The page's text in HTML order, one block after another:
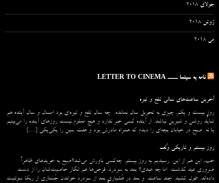
جولای 2018
ژوئن 2018
می 2018
نامه به سینما ـــــ LETTER TO CINEMA
آخرین ساعت‌های سالی تلخ و تیره
روزِ بیست و یکم. چیزی به تحویل سال نمانده. چه سال تلخ و تیره‌ای بود امسال و سال آینده هم
شاید روشن و شیرین نباشد. از آینده کسی خبر ندارد و هیچ معلوم نیست روزهای آینده را می‌بینیم
یا نه. صبح در خیابان بچه‌ای را دیدم که همراه مادرش بود و هفت سین را یکی‌یکی […]
روز بیستم و تاریکی وُلف
خب، این هم از این. رسیدیم به روز بیستم. چه‌کسی باورش می‌شد؟صبح به خریدهای ظاهراً
ضروری عید گذشت. اما چه عیدی؟ بعد به سردرد. قرص‌ها هم انگار خاصیت‌شان را از دست
داده‌اند. طول کشید. چند ساعت. و بعد در هُشیاریِ بعد از سردرد خواندن جُستاری از ربکا سولنیت.